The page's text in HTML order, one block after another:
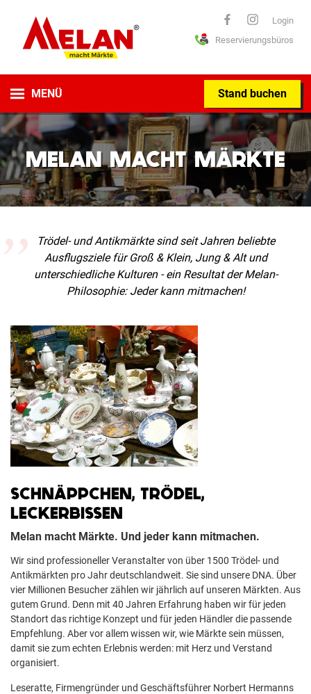
Login
Reservierungsbüros
Stand buchen
MENÜ
MELAN MACHT MÄRKTE
Trödel- und Antikmärkte sind seit Jahren beliebte
Ausflugsziele für Groß & Klein, Jung & Alt und
unterschiedliche Kulturen - ein Resultat der Melan-
Philosophie: Jeder kann mitmachen!
SCHNÄPPCHEN, TRÖDEL,
LECKERBISSEN
Melan macht Märkte. Und jeder kann mitmachen.
Wir sind professioneller Veranstalter von über 1500 Trödel- und
Antikmärkten pro Jahr deutschlandweit. Sie sind unsere DNA. Über
vier Millionen Besucher zählen wir jährlich auf unseren Märkten. Aus
gutem Grund. Denn mit 40 Jahren Erfahrung haben wir für jeden
Standort das richtige Konzept und für jeden Händler die passende
Empfehlung. Aber vor allem wissen wir, wie Märkte sein müssen,
damit sie zum echten Erlebnis werden: mit Herz und Verstand
organisiert.
Leseratte, Firmengründer und Geschäftsführer Norbert Hermanns